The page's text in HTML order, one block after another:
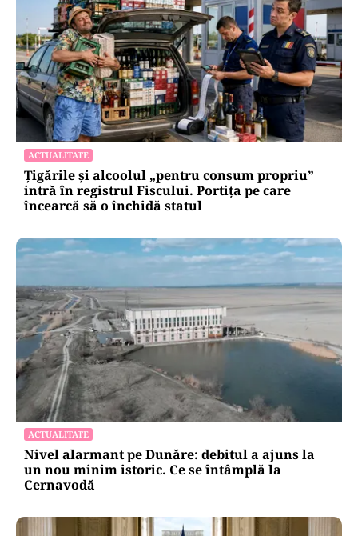
ACTUALITATE
Țigările și alcoolul „pentru consum propriu”
intră în registrul Fiscului. Portița pe care
încearcă să o închidă statul
ACTUALITATE
Nivel alarmant pe Dunăre: debitul a ajuns la
un nou minim istoric. Ce se întâmplă la
Cernavodă